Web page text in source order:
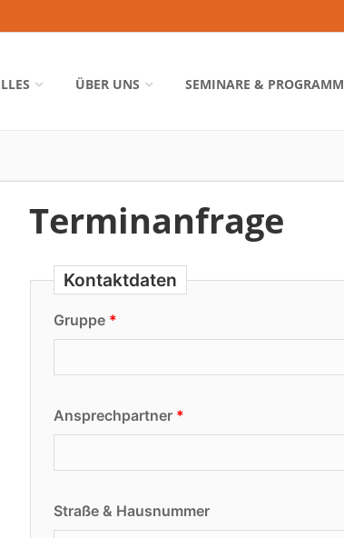
ÜBER UNS SEMINARE & PROGRAMM
Terminanfrage
Kontaktdaten
Gruppe
Ansprechpartner
Straße & Hausnummer